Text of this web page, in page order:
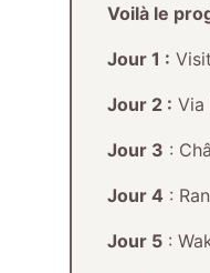
Voilà le
Jour 1 :
Jour 2 : Via
Jour 3 :
Jour 4 :
Jour 5: